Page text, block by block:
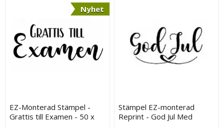
Nyhet
EZ-Monterad Stämpel -
Grattis till Examen - 50 x
Stämpel EZ-monterad
Reprint - God Jul Med